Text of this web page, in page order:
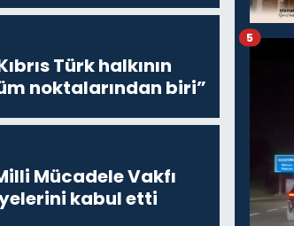
Türk halkının
noktalarından biri”
Mücadele Vakfı
kabul etti
5